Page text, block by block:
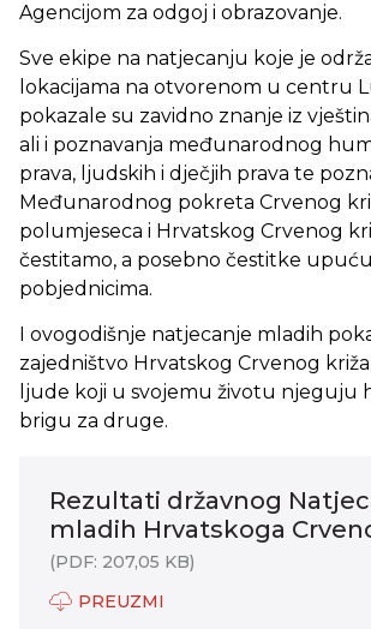
Agencijom za odgoj i obrazovanje.
Sve ekipe na natjecanju koje je
lokacijama na otvorenom u centru
pokazale su zavidno znanje iz
ali i poznavanja međunarodnog
prava, ljudskih i dječjih prava te
Međunarodnog pokreta Crvenog
polumjeseca i Hrvatskog Crvenog
čestitamo, a posebno čestitke
pobjednicima.
I ovogodišnje natjecanje mladih
zajedništvo Hrvatskog Crvenog
ljude koji u svojemu životu njeguju
brigu za druge.
Rezultati državnog
mladih Hrvatskoga
(PDF: 207,05 KB)
PREUZMI